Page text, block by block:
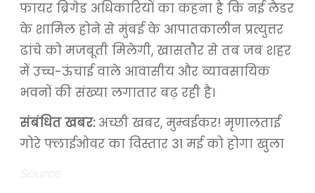
फायर ब्रिगेड अधिकारियों का कहना है कि नई लैडर
के शामिल होने से मुंबई के आपातकालीन प्रत्युत्तर
ढांचे को मजबूती मिलेगी, खासतौर से तब जब शहर
में उच्च-ऊंचाई वाले आवासीय और व्यावसायिक
भवनों की संख्या लगातार बढ़ रही है।
संबंधित खबर: अच्छी खबर, मुम्बईकर! मृणालताई
गोरे फ्लाईओवर का विस्तार 31 मई को होगा खुला